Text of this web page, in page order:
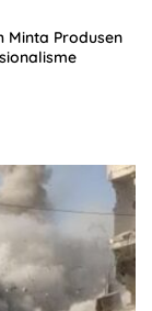
Minta Produsen